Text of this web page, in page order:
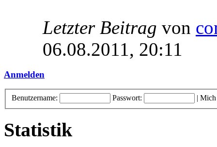
Letzter Beitrag von
06.08.2011, 20:11
Anmelden
Benutzername: Passwort: | Mich
Statistik